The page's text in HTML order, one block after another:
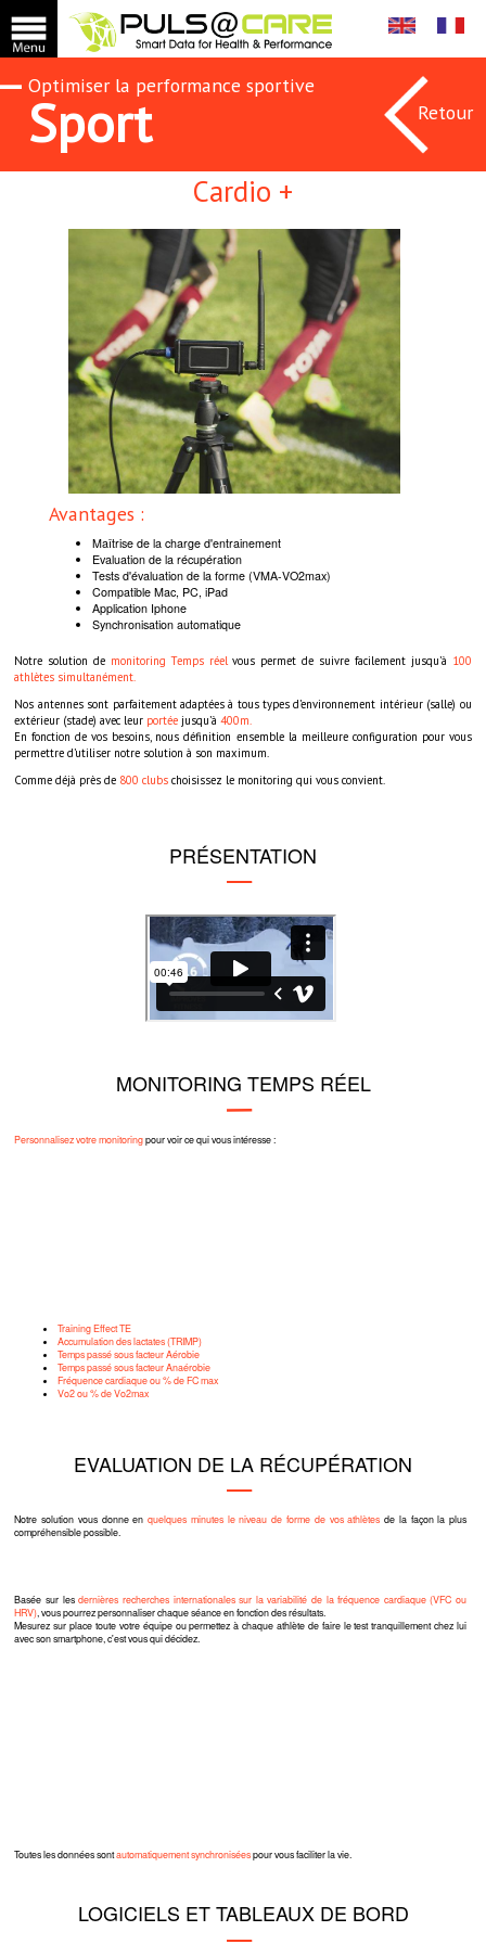
Optimiser la performance sportive
Sport Retour
Cardio +
Avantages :
Maîtrise de la charge d'entrainement
Evaluation de la récupération
Tests d'évaluation de la forme (VMA-VO2max)
Compatible Mac, PC, iPad
Application Iphone
Synchronisation automatique
Notre solution de monitoring Temps réel vous permet de suivre facilement jusqu’à 100
athlètes simultanément.
Nos antennes sont parfaitement adaptées à tous types d’environnement intérieur (salle) ou
extérieur (stade) avec leur portée jusqu’à400m.
En fonction de vos besoins, nous définition ensemble la meilleure configuration pour vous
permettre d’utiliser notre solution à son maximum.
Comme déjà près de 800 clubs choisissez le monitoring qui vous convient.
PRÉSENTATION
MONITORING TEMPS RÉEL
Personnalisez votre monitoringpour voir ce qui vous intéresse :
Training Effect TE
Accumulation des lactates (TRIMP)
Temps passé sous facteur Aérobie
Temps passé sous facteur Anaérobie
Fréquence cardiaque ou % de FC max
Vo2 ou % de Vo2max
EVALUATION DE LA RÉCUPÉRATION
Notre solution vous donne enquelques minutes le niveau de forme de vos athlètes de la façon la plus
compréhensible possible.
Basée sur lesdernières recherches internationales sur la variabilité de la fréquence cardiaque (VFC ou
HRV), vous pourrez personnaliser chaque séance en fonction des résultats.
Mesurez sur place toute votre équipe ou permettez à chaque athlète de faire le test tranquillement chez lui
avec son smartphone, c'est vous qui décidez.
Toutes les données sontautomatiquement synchroniséespour vous faciliter la vie.
LOGICIELS ET TABLEAUX DE BORD